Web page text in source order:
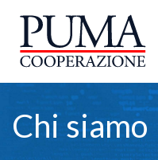
Torna alla Homepage
Chi siamo